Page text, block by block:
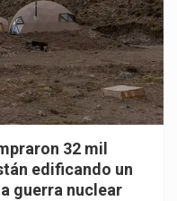
32 mil
edificando un
guerra nuclear